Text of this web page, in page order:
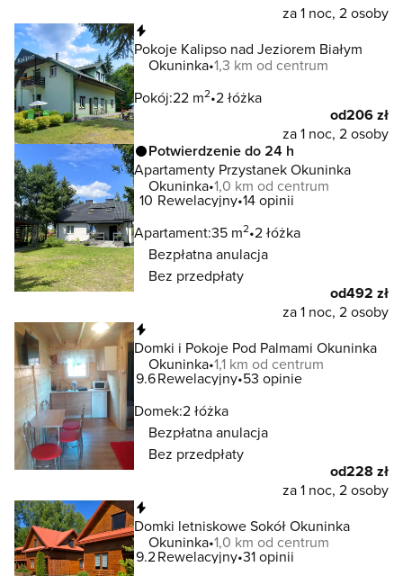
za 1 noc, 2 osoby
Pokoje Kalipso nad Jeziorem Białym
Okuninka 1,3 km od centrum
Pokój:22 m2 2 łóżka
od206 zł
za 1 noc, 2 osoby
Potwierdzenie do 24 h
Apartamenty Przystanek Okuninka
Okuninka 1,0 km od centrum
10 Rewelacyjny 14 opinii
Apartament:35 m2 2 łóżka
Bezpłatna anulacja
Bez przedpłaty
od492 zł
za 1 noc, 2 osoby
Domki i Pokoje Pod Palmami Okuninka
Okuninka 1,1 km od centrum
9.6Rewelacyjny 53 opinie
Domek:2 łóżka
Bezpłatna anulacja
Bez przedpłaty
od228 zł
za 1 noc, 2 osoby
Domki letniskowe Sokół Okuninka
Okuninka 1,0 km od centrum
9.2Rewelacyjny 31 opinii